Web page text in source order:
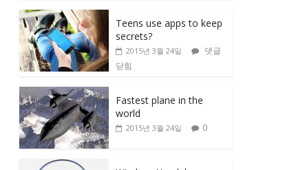
Teens use apps to keep
secrets?
2015년 3월 24일
댓글
닫힘
Fastest plane in the
world
2015년 3월 24일 0